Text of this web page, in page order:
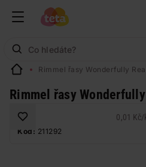
Rimmel řasy Wonderfully
Rimmel řasy
0,01 Kč/
Kód: 211292